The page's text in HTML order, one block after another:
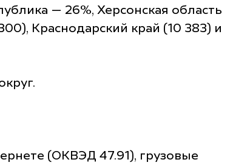
— 26%, Херсонская область
Краснодарский край (10 383) и
(ОКВЭД 47.91), грузовые